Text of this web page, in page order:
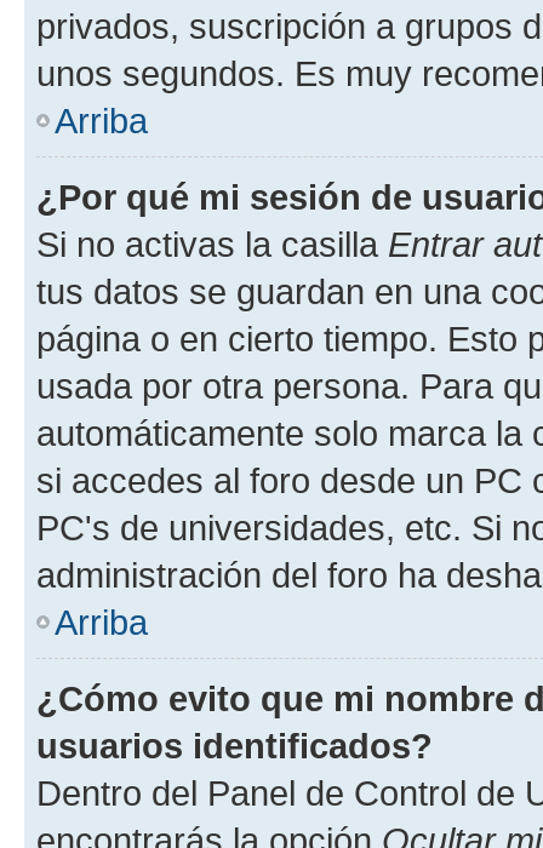
privados, suscripción a grupos
unos segundos. Es muy
Arriba
¿Por qué mi sesión de
Si no activas la casilla Entrar
tus datos se guardan en una
página o en cierto tiempo. Esto
usada por otra persona. Para
automáticamente solo marca la
si accedes al foro desde un PC
PC's de universidades, etc. Si
administración del foro ha
Arriba
¿Cómo evito que mi nombre
usuarios identificados?
Dentro del Panel de Control de